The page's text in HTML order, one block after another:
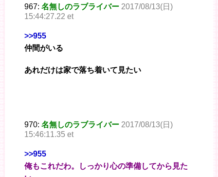
967: 名無しのラブライバー 2017/08/13(日)
15:44:27.22 et
>>955
仲間がいる
あれだけは家で落ち着いて見たい
970: 名無しのラブライバー 2017/08/13(日)
15:46:11.35 et
>>955
俺もこれだわ。しっかり心の準備してから見た